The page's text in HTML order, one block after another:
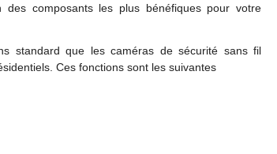
des composants les plus bénéfiques pour votre
standard que les caméras de sécurité sans fil
Ces fonctions sont les suivantes